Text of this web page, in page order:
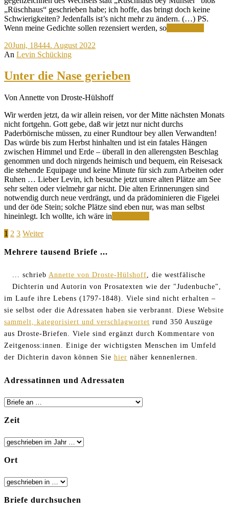
„Rüschhaus“ geschrieben habe; ich hoffe, das bringt doch keine
Schwierigkeiten? Jedenfalls ist’s nicht mehr zu ändern. (…) PS.
Wenn meine Gedichte sollen rezensiert werden, so
20Juni, 18444. August 2022
An Levin Schücking
Unter die Nase gerieben
Von Annette von Droste-Hülshoff
Wir werden jetzt, da wir allein reisen, vor der Mitte nächsten Monats
nicht fortgehn. Gott gebe, daß wir jetzt nur nicht durchs
Paderbörnische müssen, zu einer Rundtour bey allen Verwandten!
Das würde bis zum Herbst hinhalten und ist ein fatales Hängen
zwischen Himmel und Erde – überall in den allerengsten Beschlag
genommen und doch nirgends heimisch und bequem, ein Reisesack
die stehende Equipage und keine Minute für sich zum Arbeiten oder
Ruhen … Lieber Levin, ich besuche jetzt unsre alten Plätze am See
sehr selten oder vielmehr gar nicht. Die alten Erinnerungen sind
notwendig durch neue verdrängt, und da prädominieren die Figelei
und der öde Stein; solche Plätze sind eben nur, was man selbst
hineinlegt. Ich wollte, ich wäre in
Seitennummerierung
der
Page
1 Page
2 Page
3 Weiter
Mehrere tausend Briefe ...
... schrieb Annette von Droste-Hülshoff , die westfälische
Dichterin und Autorin von Prosatexten wie der "Judenbuche",
im Laufe ihre Lebens (1797-1848). Viele sind nicht erhalten –
sie selbst oder die Adressaten haben sie verbrannt. Diese Website
sammelt, kategorisiert und verschlagwortet rund 350 Auszüge
aus Droste-Briefen. Viele sind ergänzt durch Kommentare von
Zeitgenoss:innen. Einige der wichtigsten Menschen im Umfeld
der Dichterin davon können Sie hier näher kennenlernen.
Adressatinnen und Adressaten
Zeit
Ort
Briefe durchsuchen